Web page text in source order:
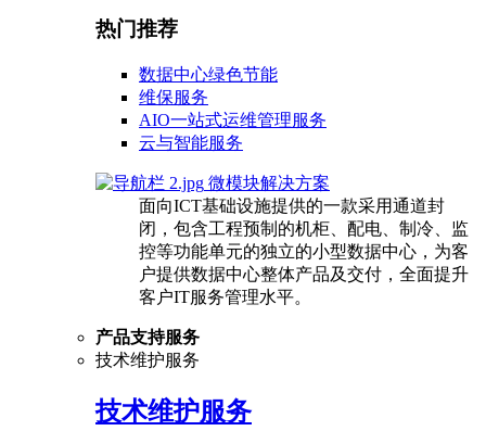
热门推荐
数据中心绿色节能
维保服务
AIO一站式运维管理服务
云与智能服务
微模块解决方案
面向ICT基础设施提供的一款采用通道封
闭，包含工程预制的机柜、配电、制冷、监
控等功能单元的独立的小型数据中心，为客
户提供数据中心整体产品及交付，全面提升
客户IT服务管理水平。
产品支持服务
技术维护服务
技术维护服务